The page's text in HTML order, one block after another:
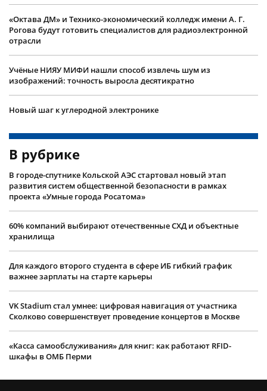
«Октава ДМ» и Технико-экономический колледж имени А. Г.
Рогова будут готовить специалистов для радиоэлектронной
отрасли
Учëные НИЯУ МИФИ нашли способ извлечь шум из
изображений: точность выросла десятикратно
Новый шаг к углеродной электронике
В рубрике
В городе-спутнике Кольской АЭС стартовал новый этап
развития систем общественной безопасности в рамках
проекта «Умные города Росатома»
60% компаний выбирают отечественные СХД и объектные
хранилища
Для каждого второго студента в сфере ИБ гибкий график
важнее зарплаты на старте карьеры
VK Stadium стал умнее: цифровая навигация от участника
Сколково совершенствует проведение концертов в Москве
«Касса самообслуживания» для книг: как работают RFID-
шкафы в ОМБ Перми